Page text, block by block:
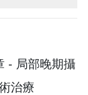
- 局部晚期攝
治療